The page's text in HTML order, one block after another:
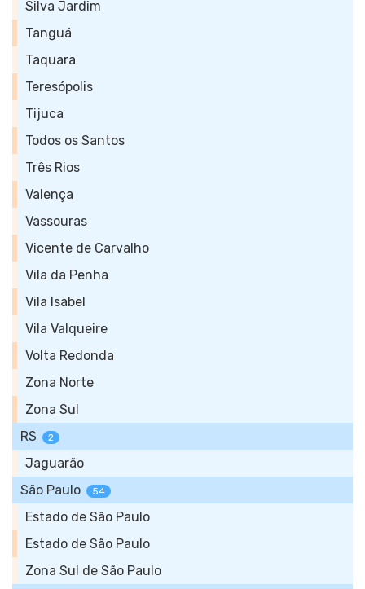
Silva Jardim
Tanguá
Taquara
Teresópolis
Tijuca
Todos os Santos
Três Rios
Valença
Vassouras
Vicente de Carvalho
Vila da Penha
Vila Isabel
Vila Valqueire
Volta Redonda
Zona Norte
Zona Sul
RS
2
Jaguarão
São Paulo
54
Estado de São Paulo
Estado de São Paulo
Zona Sul de São Paulo